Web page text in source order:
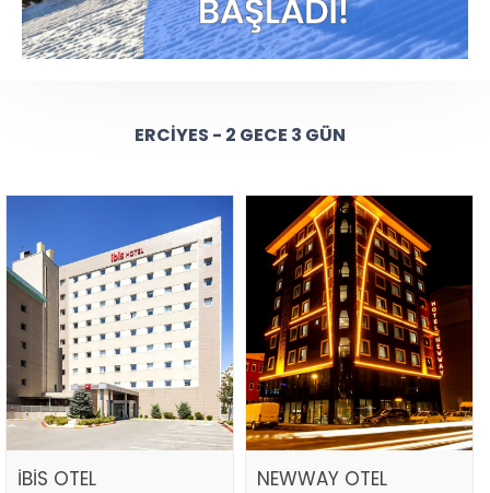
ERCIYES - 2 GECE 3 GÜN
İBİS OTEL NEWWAY OTEL